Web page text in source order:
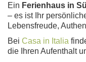
Ein Ferienhaus in
– es ist Ihr
Lebensfreude,
Bei Casa in Italia
die Ihren Aufenthalt